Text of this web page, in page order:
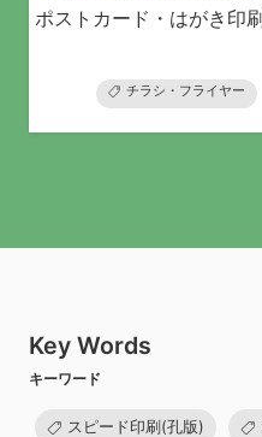
ポストカード・はがき印
チラシ・フライヤー
Key Words
キーワード
スピード印刷(孔版)